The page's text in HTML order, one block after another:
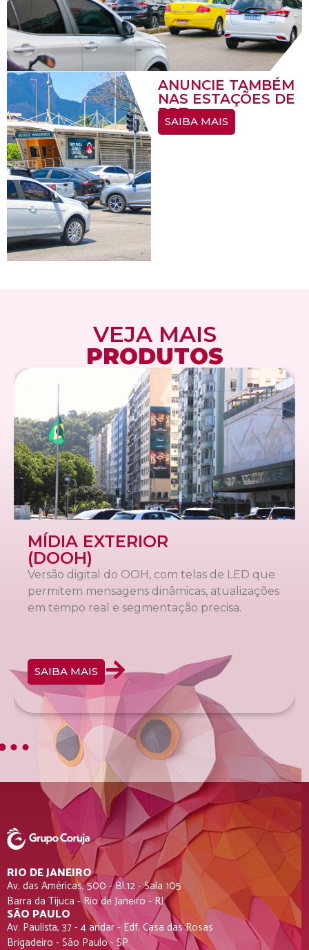
ANUNCIE TAMBÉM
NAS ESTAÇÕES DE
BRT
SAIBA MAIS
VEJA MAIS
PRODUTOS
MÍDIA
IMPRESSA
Formato de comunicação física, acessível e
direcionada para um público altamente
qualificado.
SAIBA MAIS
RIO DE JANEIRO
Av. das Américas, 500 - Bl.12 - Sala 105
Barra da Tijuca - Rio de Janeiro - RJ
SÃO PAULO
Av. Paulista, 37 - 4 andar - Edf. Casa das Rosas
Brigadeiro - São Paulo - SP